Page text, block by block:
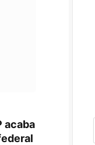
acaba